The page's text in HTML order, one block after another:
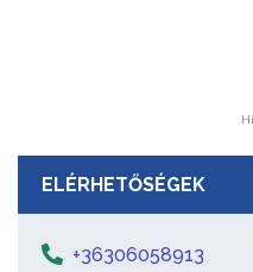
ELÉRHETŐSÉGEK
+36306058913